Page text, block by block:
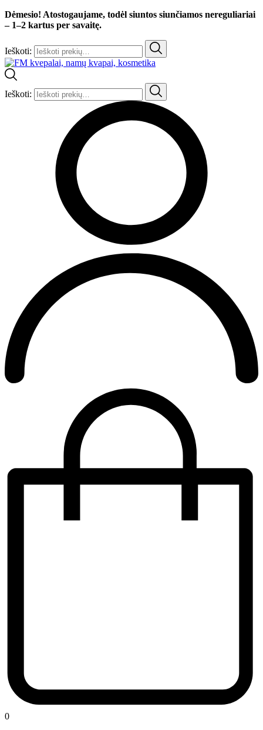
Dėmesio! Atostogaujame, todėl siuntos siunčiamos nereguliariai
– 1–2 kartus per savaitę.
Ieškoti:
Ieškoti:
0